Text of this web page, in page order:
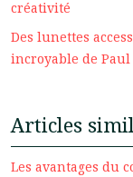
créativité
Des lunettes
incroyable de
Articles
Les avantages du